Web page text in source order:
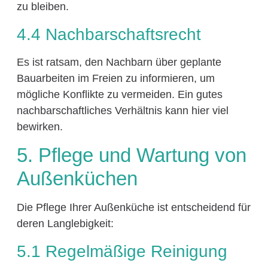
zu bleiben.
4.4 Nachbarschaftsrecht
Es ist ratsam, den Nachbarn über geplante
Bauarbeiten im Freien zu informieren, um
mögliche Konflikte zu vermeiden. Ein gutes
nachbarschaftliches Verhältnis kann hier viel
bewirken.
5. Pflege und Wartung von
Außenküchen
Die Pflege Ihrer Außenküche ist entscheidend für
deren Langlebigkeit:
5.1 Regelmäßige Reinigung